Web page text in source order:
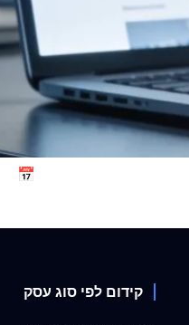
קידום לפי סוג עסק